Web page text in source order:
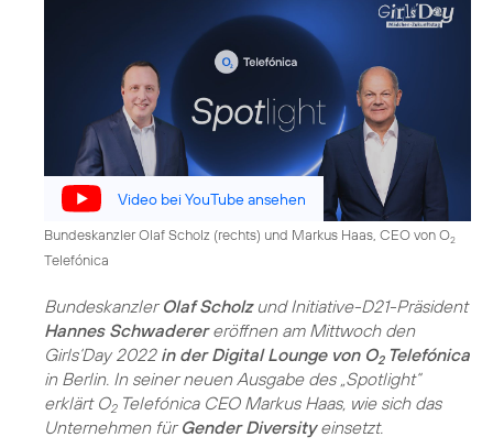
Video bei YouTube ansehen
Bundeskanzler Olaf Scholz (rechts) und Markus Haas, CEO von O2
Telefónica
Bundeskanzler Olaf Scholzund Initiative-D21-Präsident
Hannes Schwaderereröffnen am Mittwoch den
Girls‘Day 2022 in der Digital Lounge von O2Telefónica
in Berlin. In seiner neuen Ausgabe des „Spotlight“
erklärt O2Telefónica CEO Markus Haas, wie sich das
Unternehmen für Gender Diversityeinsetzt.